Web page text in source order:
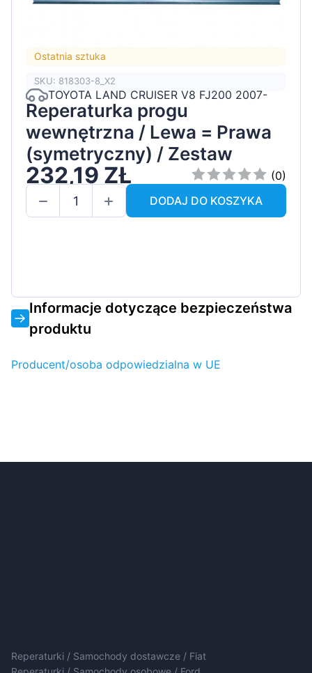
Ostatnia sztuka
SKU: 818303-8_X2
TOYOTA LAND CRUISER V8 FJ200 2007-
Reperaturka progu
wewnętrzna / Lewa = Prawa
(symetryczny) / Zestaw
232,19 ZŁ
(0)
DODAJ DO KOSZYKA
Informacje dotyczące bezpieczeństwa
produktu
Producent/osoba odpowiedzialna w UE
Reperaturki / Samochody dostawcze / Fiat